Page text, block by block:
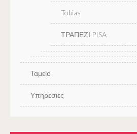
Tobias
ΤΡΑΠΕΖΙ PISA
Ταμείο
Υπηρεσιες